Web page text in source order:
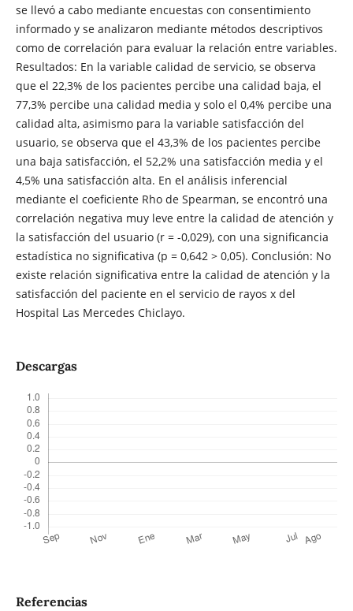
se llevó a cabo mediante encuestas con consentimiento
informado y se analizaron mediante métodos descriptivos
como de correlación para evaluar la relación entre variables.
Resultados: En la variable calidad de servicio, se observa
que el 22,3% de los pacientes percibe una calidad baja, el
77,3% percibe una calidad media y solo el 0,4% percibe una
calidad alta, asimismo para la variable satisfacción del
usuario, se observa que el 43,3% de los pacientes percibe
una baja satisfacción, el 52,2% una satisfacción media y el
4,5% una satisfacción alta. En el análisis inferencial
mediante el coeficiente Rho de Spearman, se encontró una
correlación negativa muy leve entre la calidad de atención y
la satisfacción del usuario (r = -0,029), con una significancia
estadística no significativa (p = 0,642 > 0,05). Conclusión: No
existe relación significativa entre la calidad de atención y la
satisfacción del paciente en el servicio de rayos x del
Hospital Las Mercedes Chiclayo.
Descargas
Referencias